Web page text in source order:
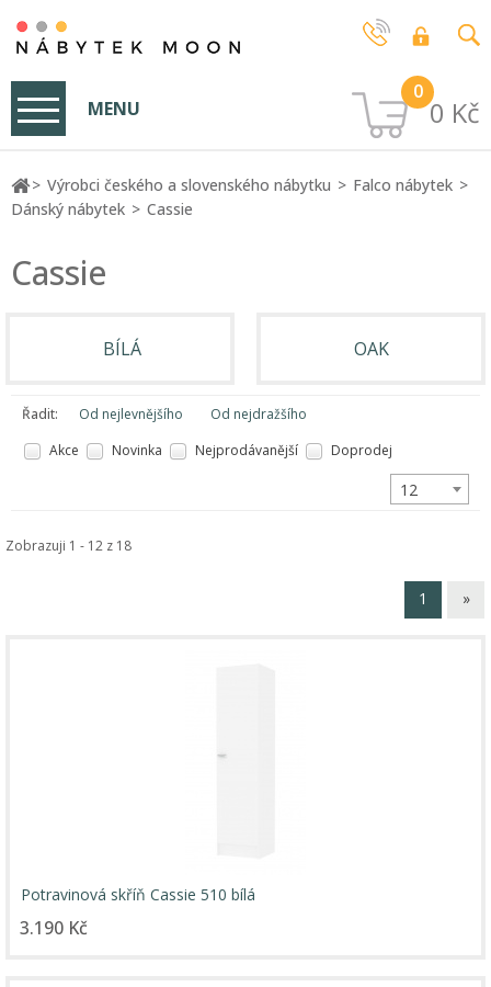
0
0 Kč
MENU
Výrobci českého a slovenského nábytku
Falco nábytek
Dánský nábytek
Cassie
Cassie
BÍLÁ OAK
Řadit: Od nejlevnějšího
Od nejdražšího
Akce
Novinka Nejprodávanější Doprodej
12
Zobrazuji 1 - 12 z 18
1 »
Potravinová skříň Cassie 510 bílá
3.190 Kč